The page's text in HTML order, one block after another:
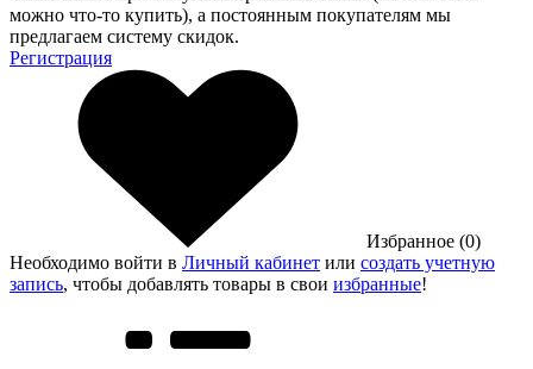
можно что-то купить), а постоянным покупателям мы
предлагаем систему скидок.
Регистрация
Избранное (0)
Необходимо войти в Личный кабинет или создать учетную
запись, чтобы добавлять товары в свои избранные!